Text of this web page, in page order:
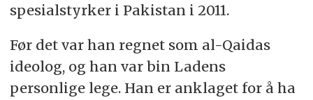
spesialstyrker i Pakistan i 2011.
Før det var han regnet som al-Qaidas
ideolog, og han var bin Ladens
personlige lege. Han er anklaget for å ha